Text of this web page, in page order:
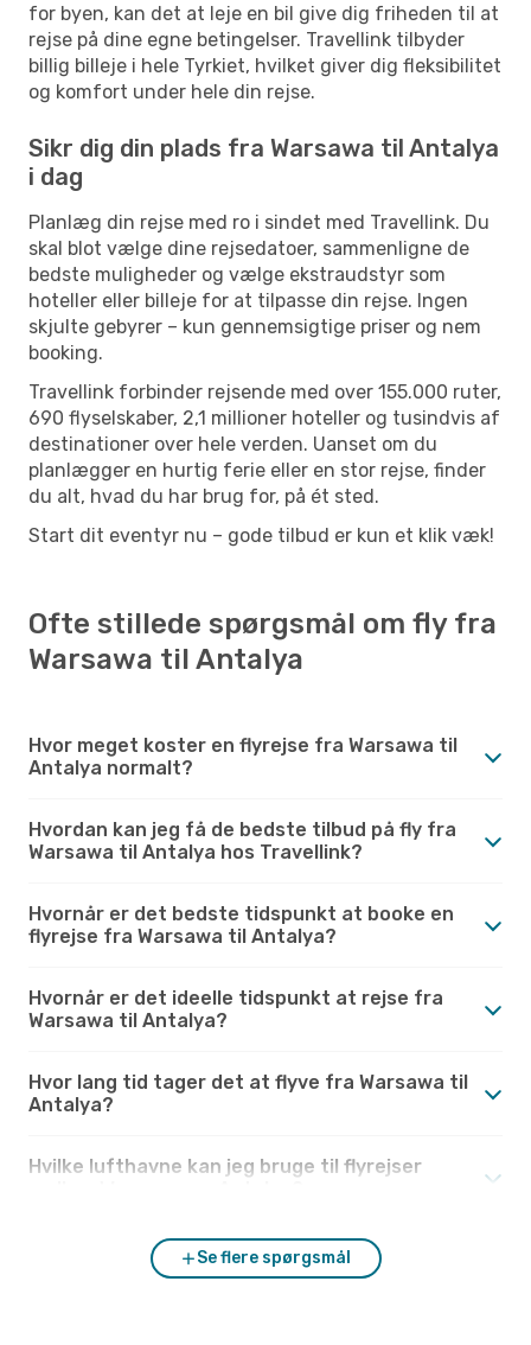
for byen, kan det at leje en bil give dig friheden til at
rejse på dine egne betingelser. Travellink tilbyder
billig billeje i hele Tyrkiet, hvilket giver dig fleksibilitet
og komfort under hele din rejse.
Sikr dig din plads fra Warsawa til Antalya
i dag
Planlæg din rejse med ro i sindet med Travellink. Du
skal blot vælge dine rejsedatoer, sammenligne de
bedste muligheder og vælge ekstraudstyr som
hoteller eller billeje for at tilpasse din rejse. Ingen
skjulte gebyrer – kun gennemsigtige priser og nem
booking.
Travellink forbinder rejsende med over 155.000 ruter,
690 flyselskaber, 2,1 millioner hoteller og tusindvis af
destinationer over hele verden. Uanset om du
planlægger en hurtig ferie eller en stor rejse, finder
du alt, hvad du har brug for, på ét sted.
Start dit eventyr nu – gode tilbud er kun et klik væk!
Ofte stillede spørgsmål om fly fra
Warsawa til Antalya
Hvor meget koster en flyrejse fra Warsawa til
Antalya normalt?
Hvordan kan jeg få de bedste tilbud på fly fra
Warsawa til Antalya hos Travellink?
Hvornår er det bedste tidspunkt at booke en
flyrejse fra Warsawa til Antalya?
Hvornår er det ideelle tidspunkt at rejse fra
Warsawa til Antalya?
Hvor lang tid tager det at flyve fra Warsawa til
Antalya?
Hvilke lufthavne kan jeg bruge til flyrejser
Se flere spørgsmål